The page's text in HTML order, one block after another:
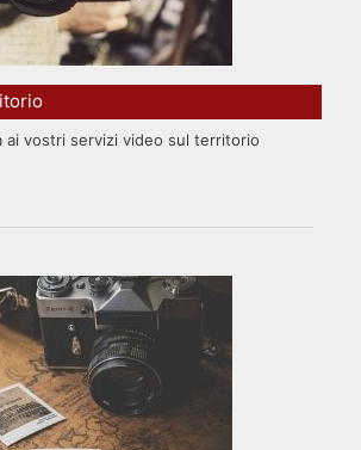
ai vostri servizi video sul territorio